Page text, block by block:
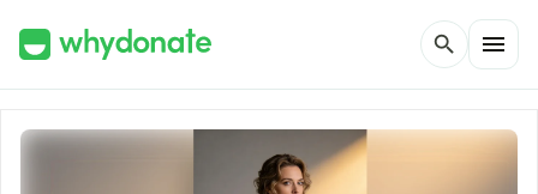
search menu